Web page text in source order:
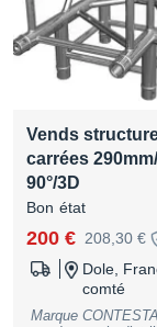
Vends
carrées
90°/3D
Bon état
200 € 208,30 €
Dole,
comté
Marque